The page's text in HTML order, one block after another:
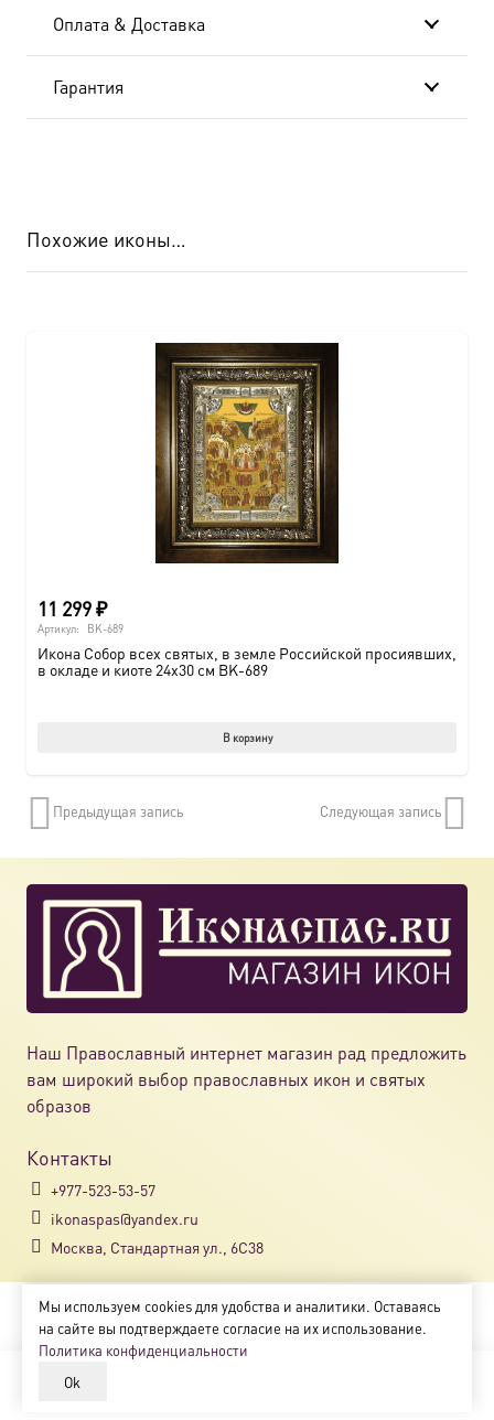
Оплата & Доставка
Гарантия
Похожие иконы…
11 299₽
Артикул: BK-689
Икона Собор всех святых, в земле Российской просиявших,
в окладе и киоте 24х30 см BK-689
В корзину
Предыдущая запись Следующая запись
Наш Православный интернет магазин рад предложить
вам широкий выбор православных икон и святых
образов
Контакты
+977-523-53-57
ikonaspas@yandex.ru
Москва, Стандартная ул., 6С38
Copyright © 2018-2025
Магазин православных икон «ikonaspas.ru»
Мы используем cookies для удобства и аналитики. Оставаясь
на сайте вы подтверждаете согласие на их использование.
Политика конфиденциальности
Ok